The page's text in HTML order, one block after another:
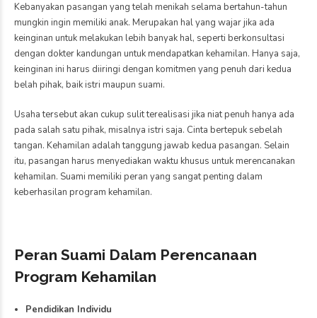
Kebanyakan pasangan yang telah menikah selama bertahun-tahun
mungkin ingin memiliki anak. Merupakan hal yang wajar jika ada
keinginan untuk melakukan lebih banyak hal, seperti berkonsultasi
dengan dokter kandungan untuk mendapatkan kehamilan. Hanya saja,
keinginan ini harus diiringi dengan komitmen yang penuh dari kedua
belah pihak, baik istri maupun suami.
Usaha tersebut akan cukup sulit terealisasi jika niat penuh hanya ada
pada salah satu pihak, misalnya istri saja. Cinta bertepuk sebelah
tangan. Kehamilan adalah tanggung jawab kedua pasangan. Selain
itu, pasangan harus menyediakan waktu khusus untuk merencanakan
kehamilan. Suami memiliki peran yang sangat penting dalam
keberhasilan program kehamilan.
Peran Suami Dalam Perencanaan
Program Kehamilan
Pendidikan Individu